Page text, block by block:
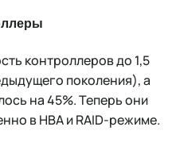
контроллеров до 1,5
поколения), а
на 45%. Теперь они
в HBA и RAID-режиме.